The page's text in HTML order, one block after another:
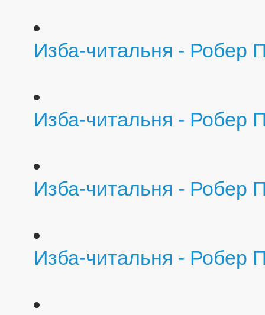
Изба-читальня - Робер
Изба-читальня - Робер
Изба-читальня - Робер
Изба-читальня - Робер